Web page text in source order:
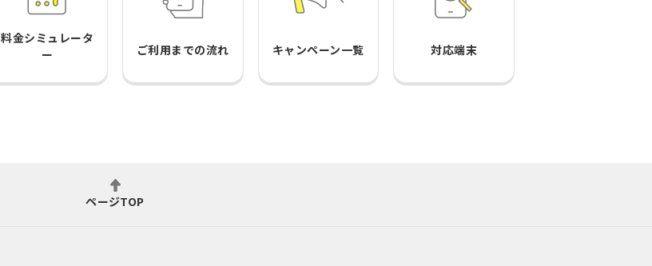
料金シミュレータ
ー
ご利用までの流れ キャンペーン一覧 対応端末
ページTOP